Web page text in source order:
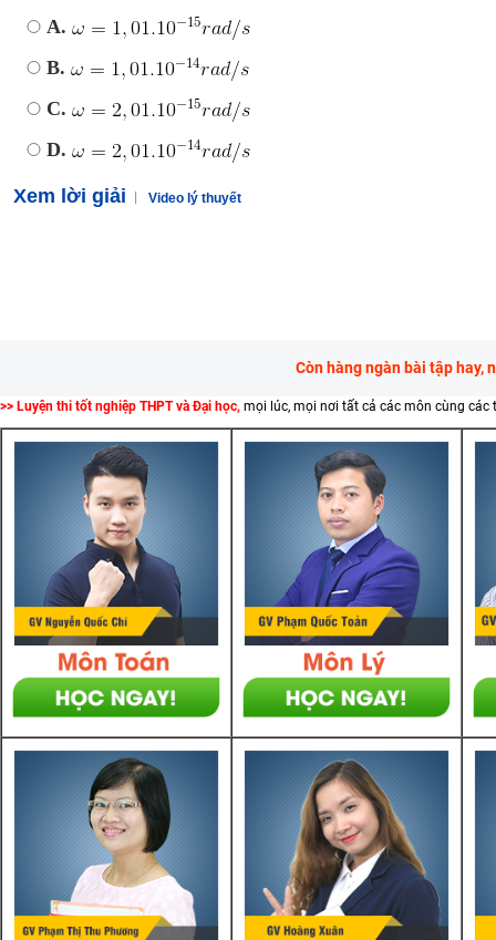
A.
B.
C.
D.
Xem lời giải Video lý thuyết
Còn hàng ngàn bài tập hay,
>> Luyện thi tốt nghiệp THPT và Đại học, mọi lúc, mọi nơi tất cả các môn cùng các